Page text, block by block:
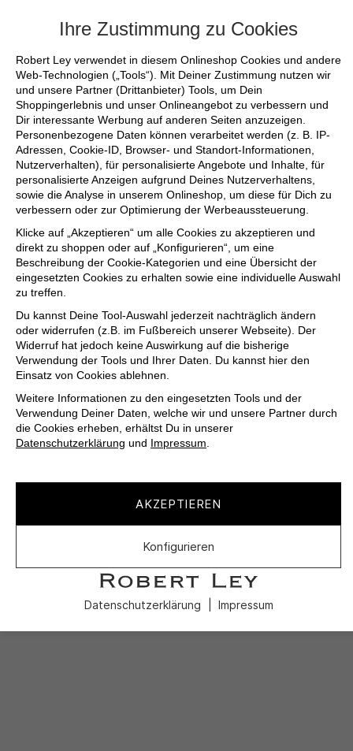
Ihre Zustimmung zu Cookies
Robert Ley verwendet in diesem Onlineshop Cookies und andere
Web-Technologien („Tools“). Mit Deiner Zustimmung nutzen wir
und unsere Partner (Drittanbieter) Tools, um Dein
Shoppingerlebnis und unser Onlineangebot zu verbessern und
Dir interessante Werbung auf anderen Seiten anzuzeigen.
Personenbezogene Daten können verarbeitet werden (z. B. IP-
Adressen, Cookie-ID, Browser- und Standort-Informationen,
Nutzerverhalten), für personalisierte Angebote und Inhalte, für
personalisierte Anzeigen aufgrund Deines Nutzerverhaltens,
sowie die Analyse in unserem Onlineshop, um diese für Dich zu
verbessern oder zur Optimierung der Werbeaussteuerung.
Klicke auf „Akzeptieren“ um alle Cookies zu akzeptieren und
direkt zu shoppen oder auf „Konfigurieren“, um eine
Beschreibung der Cookie-Kategorien und eine Übersicht der
eingesetzten Cookies zu erhalten sowie eine individuelle Auswahl
zu treffen.
Du kannst Deine Tool-Auswahl jederzeit nachträglich ändern
oder widerrufen (z.B. im Fußbereich unserer Webseite). Der
Widerruf hat jedoch keine Auswirkung auf die bisherige
Verwendung der Tools und Ihrer Daten. Du kannst hier den
Einsatz von Cookies ablehnen.
Weitere Informationen zu den eingesetzten Tools und der
Verwendung Deiner Daten, welche wir und unsere Partner durch
die Cookies erheben, erhältst Du in unserer
Datenschutzerklärung und Impressum.
AKZEPTIEREN
Konfigurieren
Datenschutzerklärung Impressum